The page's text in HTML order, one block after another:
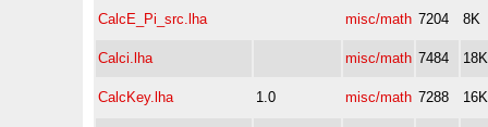
CalcE_Pi_src.lha misc/math 7204 8K
Calci.lha misc/math 7484 18K
CalcKey.lha 1.0 misc/math 7288 16K